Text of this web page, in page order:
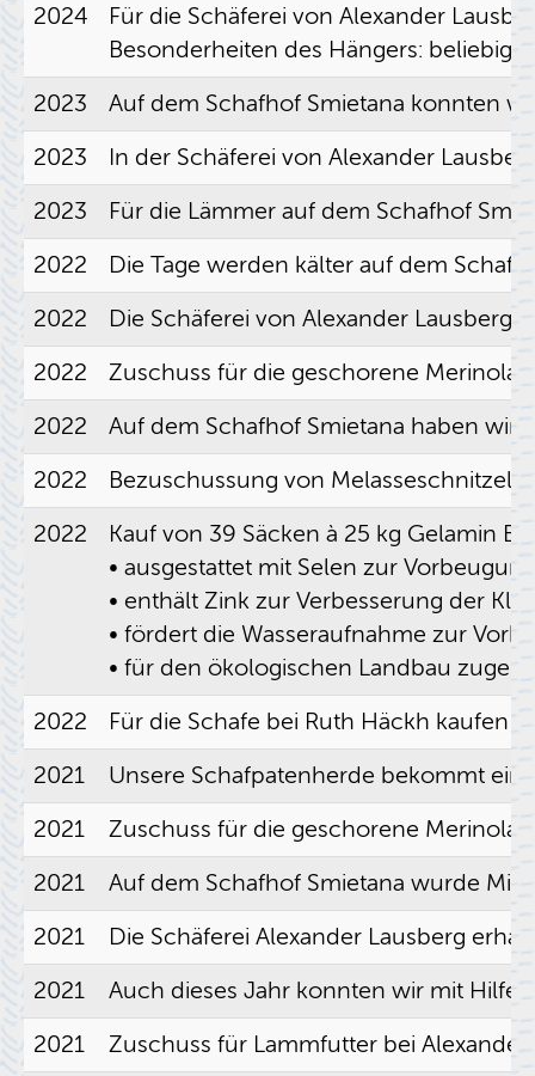
2024
Für die Schä­fe­rei von Alex­an­der
Be­son­der­hei­ten des Hän­gers: be­lie­big
2023
Auf dem Schaf­hof Smieta­na konn­ten
2023
In der Schä­fe­rei von Alex­an­der
2023
Für die Läm­mer auf dem Schaf­hof
2022
Die Tage wer­den käl­ter auf dem
2022
Die Schä­fe­rei von Alex­an­der
2022
Zu­schuss für die ge­scho­re­ne
2022
Auf dem Schaf­hof Smieta­na haben
2022
Be­zu­schus­sung von Me­las­se­schnit­zel
2022
Kauf von 39 Sä­cken à 25 kg Gela­min
• aus­ge­stat­tet mit Selen zur
• ent­hält Zink zur Ver­bes­se­rung der
• för­dert die Was­ser­auf­nah­me zur
• für den öko­lo­gi­schen Land­bau
2022
Für die Scha­fe bei Ruth Häckh kau­fen
2021
Un­se­re Schaf­pa­ten­her­de be­kommt
2021
Zu­schuss für die ge­scho­re­ne
2021
Auf dem Schaf­hof Smieta­na wurde
2021
Die Schä­fe­rei Alex­an­der Laus­berg
2021
Auch die­ses Jahr konn­ten wir mit Hilfe
2021
Zu­schuss für Lamm­fut­ter bei